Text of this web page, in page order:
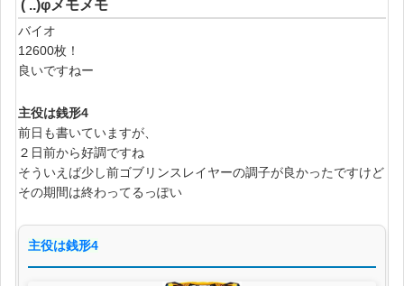
( ..)φメモメモ
バイオ
12600枚！
良いですねー
主役は銭形4
前日も書いていますが、
２日前から好調ですね
そういえば少し前ゴブリンスレイヤーの調子が良かったですけど
その期間は終わってるっぽい
主役は銭形4